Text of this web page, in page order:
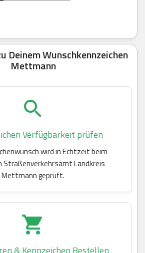
Deinem Wunschkennzeichen
Mettmann
Verfügbarkeit prüfen
wird in Echtzeit beim
Straßenverkehrsamt Landkreis
Mettmann geprüft.
& Kennzeichen Bestellen